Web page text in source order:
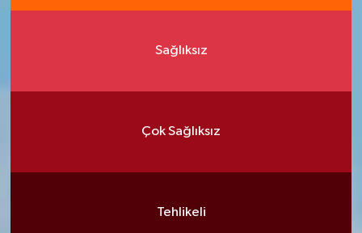
Sağlıksız
Çok Sağlıksız
Tehlikeli